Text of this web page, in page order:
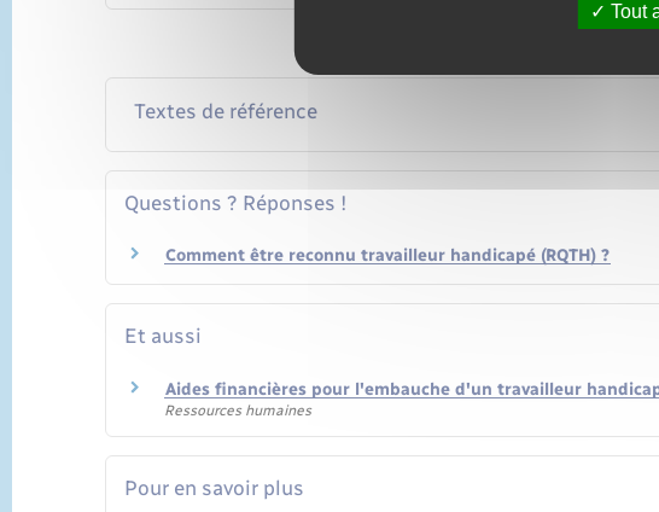
Textes de référence
Questions ? Réponses !
Comment être reconnu travailleur handicapé (RQTH) ?
Et aussi
Aides financières pour l'embauche d'un travailleur
Ressources humaines
Pour en savoir plus
Tout